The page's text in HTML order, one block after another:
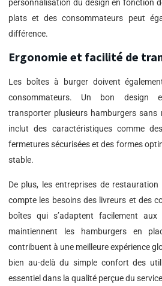
personnalisation du design en fonction
plats et des consommateurs peut
différence.
Ergonomie et facilité de
Les boîtes à burger doivent
consommateurs. Un bon design
transporter plusieurs hamburgers sans
inclut des caractéristiques comme
fermetures sécurisées et des formes
stable.
De plus, les entreprises de
compte les besoins des livreurs et des
boîtes qui s’adaptent facilement
maintiennent les hamburgers en
contribuent à une meilleure expérience
bien au-delà du simple confort des
essentiel dans la qualité perçue du